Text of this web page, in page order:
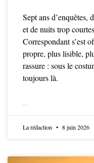
Sept ans d’enquêtes,
et de nuits trop
Correspondant s’est
propre, plus lisible,
rassure : sous le
toujours là.
La rédaction 8 juin 2026